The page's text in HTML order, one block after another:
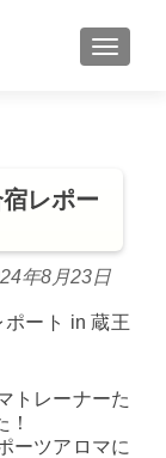
MENU
レポー
年8月23日
ポート in 蔵王
トレーナーた
ーツアロマに